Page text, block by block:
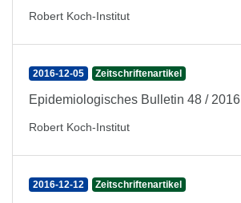
Robert Koch-Institut
2016-12-05 Zeitschriftenartikel
Epidemiologisches Bulletin 48 / 2016
Robert Koch-Institut
2016-12-12 Zeitschriftenartikel